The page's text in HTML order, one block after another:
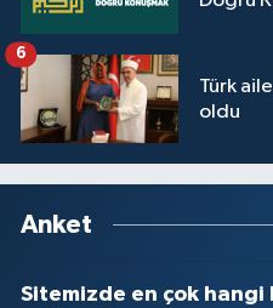
Türk
oldu
6
Anket
Sitemizde en çok
Tokat Müftülüğü
Tunceli Müftülüğü